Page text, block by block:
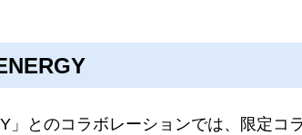
とのコラボレーションでは、限定コ